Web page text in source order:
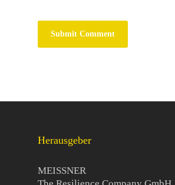
Herausgeber
MEISSNER